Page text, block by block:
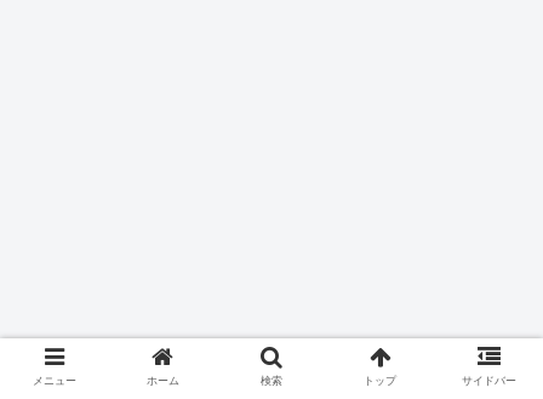
メニュー ホーム 検索 トップ サイドバー